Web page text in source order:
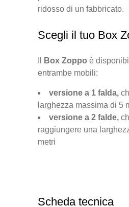
ridosso di un fabbricato.
Scegli il tuo Box
Box Zoppo è
entrambe mobili:
versione a 1 falda,
larghezza massima di 5
versione a 2 falde,
raggiungere una
metri
Scheda tecnica